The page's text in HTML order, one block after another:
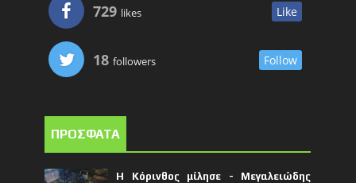
729 likes Like
18 followers Follow
ΠΡΟΣΦΑΤΑ
Η Κόρινθος μίλησε - Μεγαλειώδης